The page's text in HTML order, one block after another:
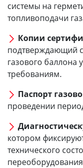
системы на
топливоподачи
Копии
подтверждающий
газового
требованиям.
Паспорт
проведении
котором
технического